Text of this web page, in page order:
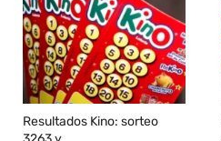
Resultados Kino: sorteo